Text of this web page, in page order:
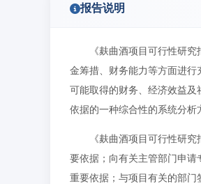
报告说明
《麸曲酒项目可行性研
金筹措、财务能力等方面进
可能取得的财务、经济效益
依据的一种综合性的系统分析
《麸曲酒项目可行性研
要依据；向有关主管部门申
重要依据；与项目有关的部